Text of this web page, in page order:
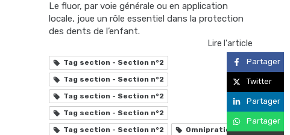
Partager
Twitter
Partager
Partager
Le fluor, par voie générale ou en application
locale, joue un rôle essentiel dans la protection
des dents de l’enfant.
Lire l'article
Tag section - Section n°2
Tag section - Section n°2
Tag section - Section n°2
Tag section - Section n°2
Tag section - Section n°2
Omnipratique